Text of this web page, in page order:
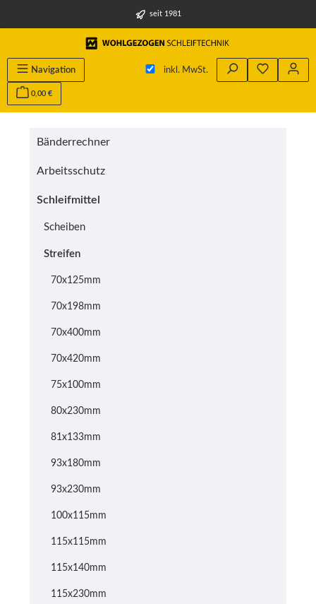
seit 1981
Navigation inkl. MwSt. Du hast 0
0,00 €
Bänderrechner
Arbeitsschutz
Schleifmittel
Scheiben
Streifen
70x125mm
70x198mm
70x400mm
70x420mm
75x100mm
80x230mm
81x133mm
93x180mm
93x230mm
100x115mm
115x115mm
115x140mm
115x230mm